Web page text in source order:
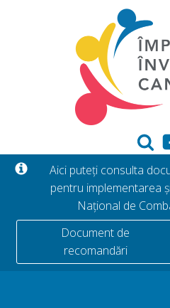
Aici puteți consulta
pentru implementarea
Național de
Document de
recomandări